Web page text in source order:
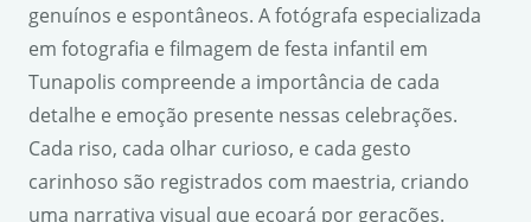
genuínos e espontâneos. A fotógrafa especializada
em fotografia e filmagem de festa infantil em
Tunapolis compreende a importância de cada
detalhe e emoção presente nessas celebrações.
Cada riso, cada olhar curioso, e cada gesto
carinhoso são registrados com maestria, criando
uma narrativa visual que ecoará por gerações.